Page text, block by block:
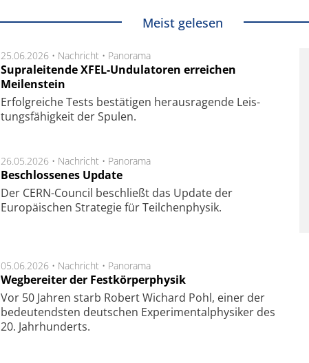
Meist gelesen
25.06.2026 • Nachricht • Panorama
Supraleitende XFEL-Undulatoren erreichen
Meilenstein
Er­folg­rei­che Tests be­stä­ti­gen he­raus­ra­gen­de Leis­
tungs­fä­hig­keit der Spu­len.
26.05.2026 • Nachricht • Panorama
Beschlossenes Update
Der CERN-Council beschließt das Update der
Europäischen Strategie für Teilchenphysik.
05.06.2026 • Nachricht • Panorama
Wegbereiter der Festkörperphysik
Vor 50 Jahren starb Robert Wichard Pohl, einer der
bedeutendsten deutschen Experimentalphysiker des
20. Jahrhunderts.